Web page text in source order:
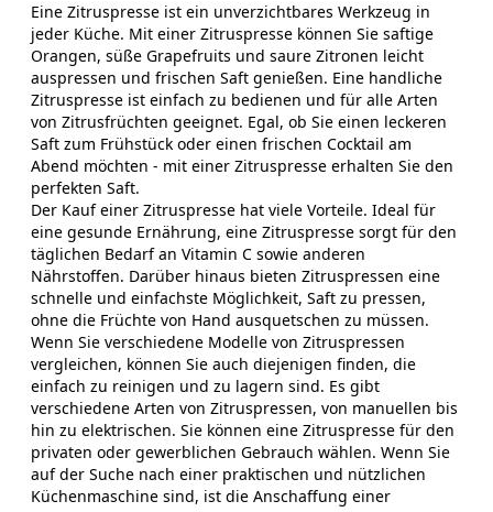
Eine Zitruspresse ist ein unverzichtbares Werkzeug in
jeder Küche. Mit einer Zitruspresse können Sie saftige
Orangen, süße Grapefruits und saure Zitronen leicht
auspressen und frischen Saft genießen. Eine handliche
Zitruspresse ist einfach zu bedienen und für alle Arten
von Zitrusfrüchten geeignet. Egal, ob Sie einen leckeren
Saft zum Frühstück oder einen frischen Cocktail am
Abend möchten - mit einer Zitruspresse erhalten Sie den
perfekten Saft.
Der Kauf einer Zitruspresse hat viele Vorteile. Ideal für
eine gesunde Ernährung, eine Zitruspresse sorgt für den
täglichen Bedarf an Vitamin C sowie anderen
Nährstoffen. Darüber hinaus bieten Zitruspressen eine
schnelle und einfachste Möglichkeit, Saft zu pressen,
ohne die Früchte von Hand ausquetschen zu müssen.
Wenn Sie verschiedene Modelle von Zitruspressen
vergleichen, können Sie auch diejenigen finden, die
einfach zu reinigen und zu lagern sind. Es gibt
verschiedene Arten von Zitruspressen, von manuellen bis
hin zu elektrischen. Sie können eine Zitruspresse für den
privaten oder gewerblichen Gebrauch wählen. Wenn Sie
auf der Suche nach einer praktischen und nützlichen
Küchenmaschine sind, ist die Anschaffung einer